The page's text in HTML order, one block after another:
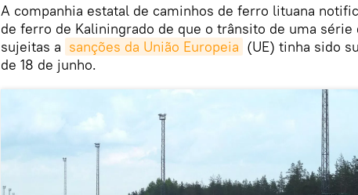
A companhia estatal de caminhos de ferro lituana
de ferro de Kaliningrado de que o trânsito de uma série
sujeitas a sanções da União Europeia (UE) tinha sido
de 18 de junho.